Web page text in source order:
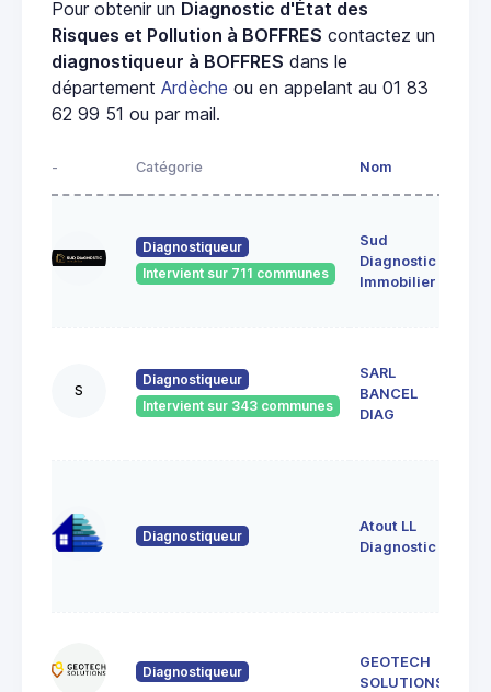
Pour obtenir un Diagnostic d'État des
Risques et Pollution à BOFFRES contactez un
diagnostiqueur à BOFFRES dans le
département Ardèche ou en appelant au 01 83
62 99 51 ou par mail.
- Catégorie Nom
Diagnostiqueur
Intervient sur 711 communes
Sud
Diagnostic
Immobilier
S
Diagnostiqueur
Intervient sur 343 communes
SARL
BANCEL
DIAG
Diagnostiqueur
Atout LL
Diagnostic
Diagnostiqueur
GEOTECH
SOLUTIONS